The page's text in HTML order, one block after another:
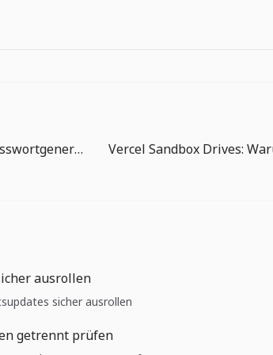
Erstellen Sie mit einem Passwortgenerator ein sicheres Initialpasswort für Ihr Outsourcing-Konto.
ausrollen
sicher ausrollen
getrennt prüfen